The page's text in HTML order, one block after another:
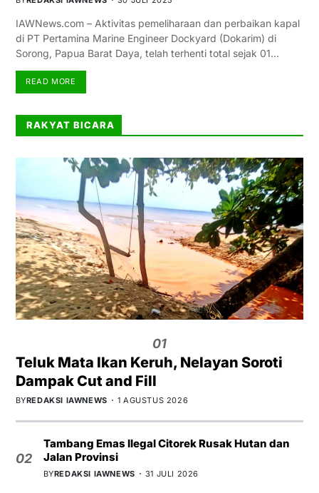
IAWNews.com – Aktivitas pemeliharaan dan perbaikan kapal
di PT Pertamina Marine Engineer Dockyard (Dokarim) di
Sorong, Papua Barat Daya, telah terhenti total sejak 01…
READ MORE
RAKYAT BICARA
01
Teluk Mata Ikan Keruh, Nelayan Soroti
Dampak Cut and Fill
BYREDAKSI IAWNEWS 1 AGUSTUS 2026
02
Tambang Emas Ilegal Citorek Rusak Hutan dan
Jalan Provinsi
BYREDAKSI IAWNEWS 31 JULI 2026